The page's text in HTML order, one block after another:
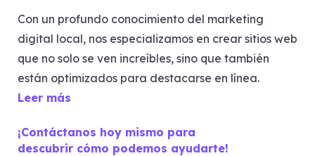
Con un profundo conocimiento del marketing
digital local, nos especializamos en crear sitios web
que no solo se ven increíbles, sino que también
están optimizados para destacarse en línea.
Leer más
¡Contáctanos hoy mismo para
descubrir cómo podemos ayudarte!